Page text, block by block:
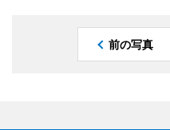
前の写真